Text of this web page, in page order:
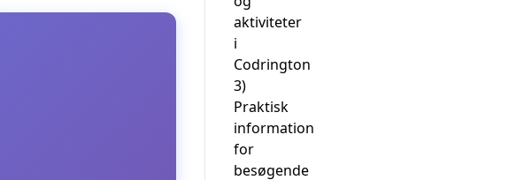
aktiviteter
i
Codrington
3)
Praktisk
information
for
besøgende